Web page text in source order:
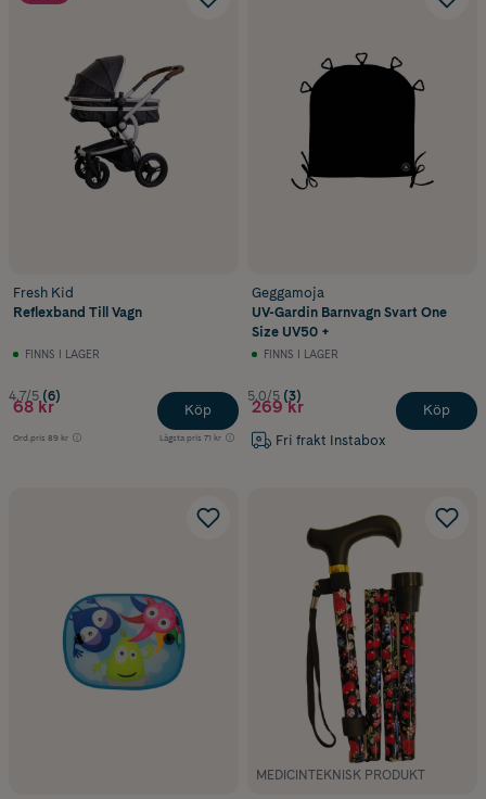
Fresh Kid
Reflexband Till Vagn
FINNS I LAGER
4.7/5 (6)
68 kr
Ord.pris 89 kr Lägsta pris 71 kr
Köp
Geggamoja
UV-Gardin Barnvagn Svart One
Size UV50 +
FINNS I LAGER
5.0/5 (3)
269 kr
Fri frakt Instabox
Köp
MEDICINTEKNISK PRODUKT